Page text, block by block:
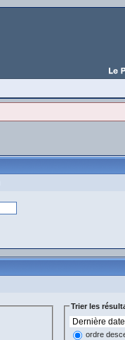
Trier les
ordre